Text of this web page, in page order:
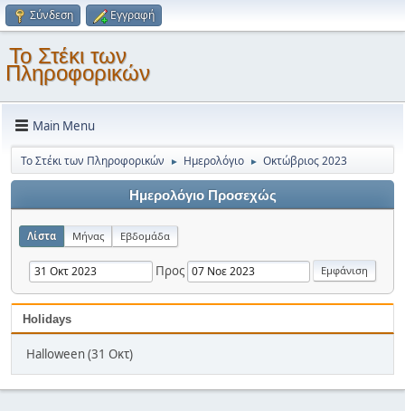
Σύνδεση Εγγραφή
Το Στέκι των
Πληροφορικών
Main Menu
Το Στέκι των Πληροφορικών ► Ημερολόγιο ► Οκτώβριος 2023
Ημερολόγιο Προσεχώς
Λίστα Μήνας Εβδομάδα
Προς
Holidays
Halloween (31 Οκτ)